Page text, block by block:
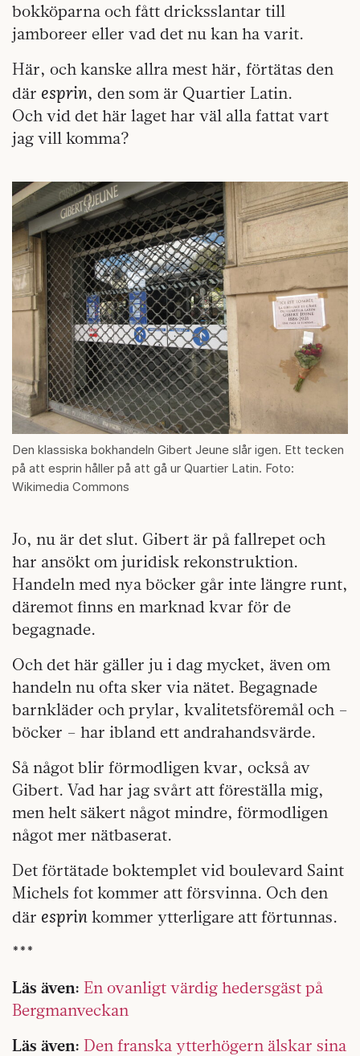
bokköparna och fått dricksslantar till
jamboreer eller vad det nu kan ha varit.
Här, och kanske allra mest här, förtätas den
där esprin, den som är Quartier Latin.
Och vid det här laget har väl alla fattat vart
jag vill komma?
Den klassiska bokhandeln Gibert Jeune slår igen. Ett tecken
på att esprin håller på att gå ur Quartier Latin. Foto:
Wikimedia Commons
Jo, nu är det slut. Gibert är på fallrepet och
har ansökt om juridisk rekonstruktion.
Handeln med nya böcker går inte längre runt,
däremot finns en marknad kvar för de
begagnade.
Och det här gäller ju i dag mycket, även om
handeln nu ofta sker via nätet. Begagnade
barnkläder och prylar, kvalitetsföremål och –
böcker – har ibland ett andrahandsvärde.
Så något blir förmodligen kvar, också av
Gibert. Vad har jag svårt att föreställa mig,
men helt säkert något mindre, förmodligen
något mer nätbaserat.
Det förtätade boktemplet vid boulevard Saint
Michels fot kommer att försvinna. Och den
där esprin kommer ytterligare att förtunnas.
***
Läs även: En ovanligt värdig hedersgäst på
Bergmanveckan
Läs även: Den franska ytterhögern älskar sina